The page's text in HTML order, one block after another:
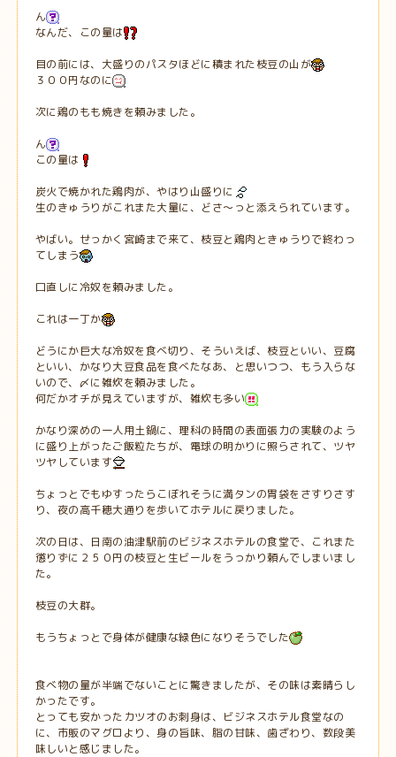
ん
なんだ、この量は
目の前には、大盛りのパスタほどに積まれた枝豆の山が
３００円なのに
次に鶏のもも焼きを頼みました。
ん
この量は
炭火で焼かれた鶏肉が、やはり山盛りに
生のきゅうりがこれまた大量に、どさ～っと添えられています。
やばい。せっかく宮崎まで来て、枝豆と鶏肉ときゅうりで終わっ
てしまう
口直しに冷奴を頼みました。
これは一丁か
どうにか巨大な冷奴を食べ切り、そういえば、枝豆といい、豆腐
といい、かなり大豆食品を食べたなあ、と思いつつ、もう入らな
いので、〆に雑炊を頼みました。
何だかオチが見えていますが、雑炊も多い
かなり深めの一人用土鍋に、理科の時間の表面張力の実験のよう
に盛り上がったご飯粒たちが、電球の明かりに照らされて、ツヤ
ツヤしています
ちょっとでもゆすったらこぼれそうに満タンの胃袋をさすりさす
り、夜の高千穂大通りを歩いてホテルに戻りました。
次の日は、日南の油津駅前のビジネスホテルの食堂で、これまた
懲りずに２５０円の枝豆と生ビールをうっかり頼んでしまいまし
た。
枝豆の大群。
もうちょっとで身体が健康な緑色になりそうでした
食べ物の量が半端でないことに驚きましたが、その味は素晴らし
かったです。
とっても安かったカツオのお刺身は、ビジネスホテル食堂なの
に、市販のマグロより、身の旨味、脂の甘味、歯ざわり、数段美
味しいと感じました。